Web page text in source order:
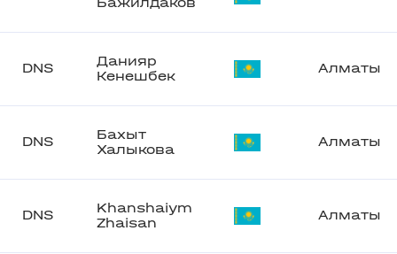
Бажилдаков
DNS
Данияр
Кенешбек
Алматы
DNS
Бахыт
Халыкова
Алматы
DNS
Khanshaiym
Zhaisan
Алматы